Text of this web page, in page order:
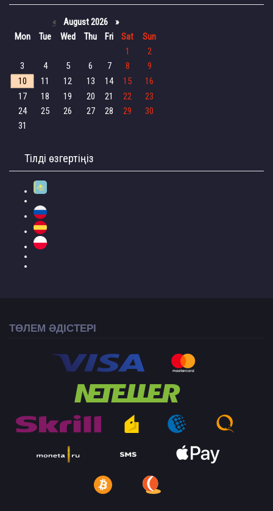
«August 2026 »
Mon
Tue Wed Thu Fri Sat
Sun
1
2
3
4 5 6 7 8
9
10
11 12 13 14 15
16
17
18 19 20 21 22
23
24
25 26 27 28 29
30
31
Тілді өзгертіңіз
ТӨЛЕМ ӘДІСТЕРІ